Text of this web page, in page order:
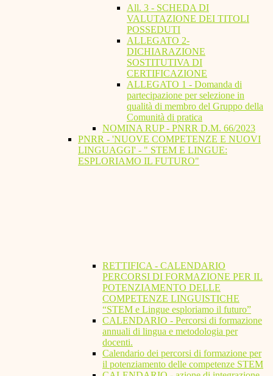
All. 3 - SCHEDA DI
VALUTAZIONE DEI TITOLI
POSSEDUTI
ALLEGATO 2-
DICHIARAZIONE
SOSTITUTIVA DI
CERTIFICAZIONE
ALLEGATO 1 - Domanda di
partecipazione per selezione in
qualità di membro del Gruppo della
Comunità di pratica
NOMINA RUP - PNRR D.M. 66/2023
PNRR - 'NUOVE COMPETENZE E NUOVI
LINGUAGGI' - " STEM E LINGUE:
ESPLORIAMO IL FUTURO"
RETTIFICA - CALENDARIO
PERCORSI DI FORMAZIONE PER IL
POTENZIAMENTO DELLE
COMPETENZE LINGUISTICHE
“STEM e Lingue esploriamo il futuro”
CALENDARIO - Percorsi di formazione
annuali di lingua e metodologia per
docenti.
Calendario dei percorsi di formazione per
il potenziamento delle competenze STEM